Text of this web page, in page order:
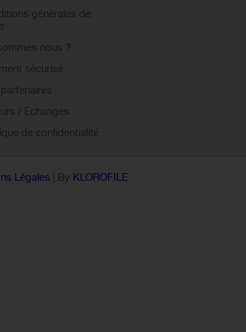
générales de
nous ?
sécurisé
/ Echanges
de confidentialité
Légales | By KLOROFILE